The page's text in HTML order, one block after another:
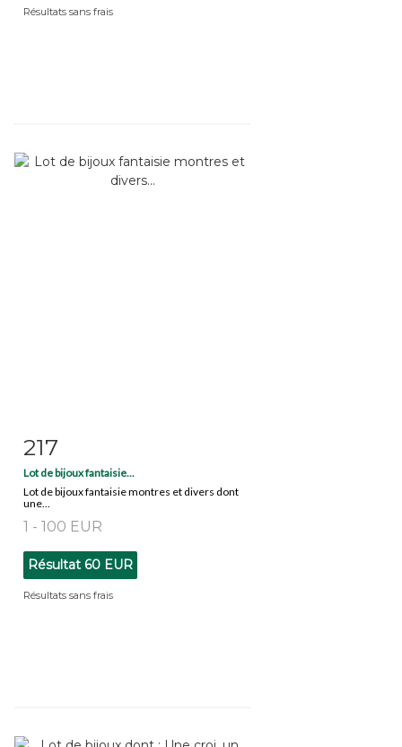
Résultats sans frais
Fiche détaillée
217
Lot de bijoux fantaisie...
Lot de bijoux fantaisie montres et divers dont
une...
1 - 100 EUR
Résultat 60 EUR
Résultats sans frais